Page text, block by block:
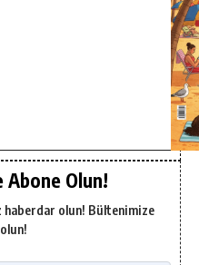
Olun!
haberdar olun! Bültenimize